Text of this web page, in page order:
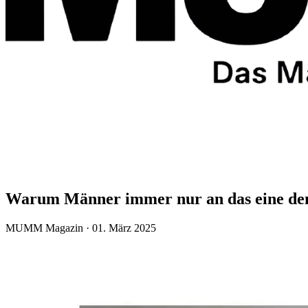
Warum Männer immer nur an das eine
MUMM Magazin · 01. März 2025